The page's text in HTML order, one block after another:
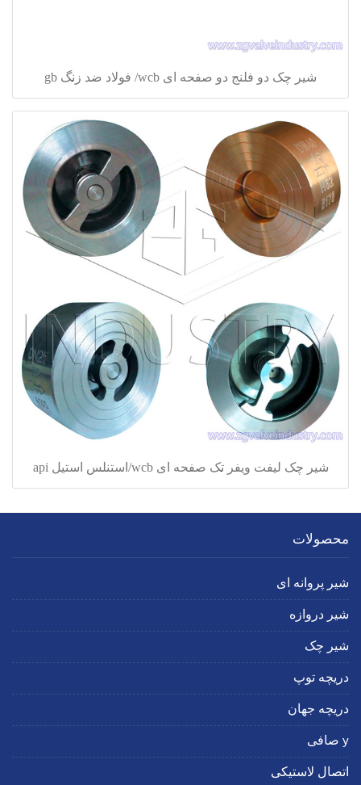
شیر چک دو فلنج دو صفحه ای wcb/ فولاد ضد زنگ gb
شیر چک لیفت ویفر تک صفحه ای wcb/استنلس استیل api
محصولات
شیر پروانه ای
شیر دروازه
شیر چک
دریچه توپ
دریچه جهان
y صافی
اتصال لاستیکی